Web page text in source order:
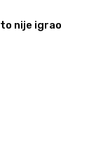
nije igrao